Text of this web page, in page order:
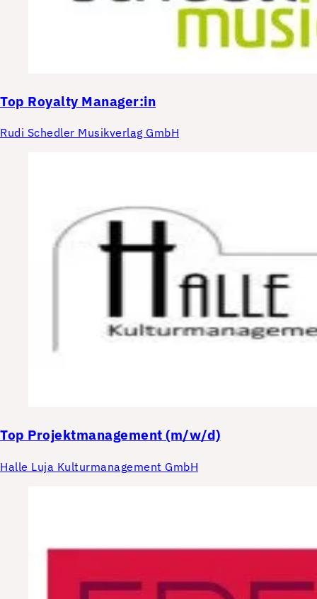
Top Royalty Manager:in
Rudi Schedler Musikverlag GmbH
Top Projektmanagement (m/w/d)
Halle Luja Kulturmanagement GmbH